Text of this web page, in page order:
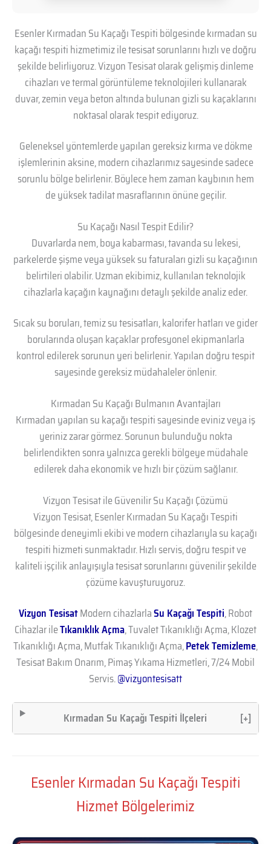
Esenler Kırmadan Su Kaçağı Tespiti bölgesinde kırmadan su
kaçağı tespiti hizmetimiz ile tesisat sorunlarını hızlı ve doğru
şekilde belirliyoruz. Vizyon Tesisat olarak gelişmiş dinleme
cihazları ve termal görüntüleme teknolojileri kullanarak
duvar, zemin veya beton altında bulunan gizli su kaçaklarını
noktasal olarak tespit ediyoruz.
Geleneksel yöntemlerde yapılan gereksiz kırma ve dökme
işlemlerinin aksine, modern cihazlarımız sayesinde sadece
sorunlu bölge belirlenir. Böylece hem zaman kaybının hem
de yüksek tadilat masraflarının önüne geçilir.
Su Kaçağı Nasıl Tespit Edilir?
Duvarlarda nem, boya kabarması, tavanda su lekesi,
parkelerde şişme veya yüksek su faturaları gizli su kaçağının
belirtileri olabilir. Uzman ekibimiz, kullanılan teknolojik
cihazlarla kaçağın kaynağını detaylı şekilde analiz eder.
Sıcak su boruları, temiz su tesisatları, kalorifer hatları ve gider
borularında oluşan kaçaklar profesyonel ekipmanlarla
kontrol edilerek sorunun yeri belirlenir. Yapılan doğru tespit
sayesinde gereksiz müdahaleler önlenir.
Kırmadan Su Kaçağı Bulmanın Avantajları
Kırmadan yapılan su kaçağı tespiti sayesinde eviniz veya iş
yeriniz zarar görmez. Sorunun bulunduğu nokta
belirlendikten sonra yalnızca gerekli bölgeye müdahale
edilerek daha ekonomik ve hızlı bir çözüm sağlanır.
Vizyon Tesisat ile Güvenilir Su Kaçağı Çözümü
Vizyon Tesisat, Esenler Kırmadan Su Kaçağı Tespiti
bölgesinde deneyimli ekibi ve modern cihazlarıyla su kaçağı
tespiti hizmeti sunmaktadır. Hızlı servis, doğru tespit ve
kaliteli işçilik anlayışıyla tesisat sorunlarını güvenilir şekilde
çözüme kavuşturuyoruz.
Vizyon TesisatModern cihazlarlaSu Kaçağı Tespiti, Robot
Cihazlar ileTıkanıklık Açma, Tuvalet Tıkanıklığı Açma, Klozet
Tıkanıklığı Açma, Mutfak Tıkanıklığı Açma,Petek Temizleme,
Tesisat Bakım Onarım, Pimaş Yıkama Hizmetleri, 7/24 Mobil
Servis.@vizyontesisatt
Kırmadan Su Kaçağı Tespiti İlçeleri [+]
Esenler Kırmadan Su Kaçağı Tespiti
Hizmet Bölgelerimiz